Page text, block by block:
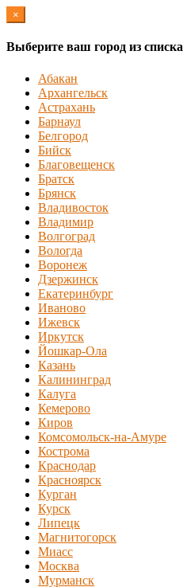
×
Выберите ваш город из списка
Абакан
Архангельск
Астрахань
Барнаул
Белгород
Бийск
Благовещенск
Братск
Брянск
Владивосток
Владимир
Волгоград
Вологда
Воронеж
Дзержинск
Екатеринбург
Иваново
Ижевск
Иркутск
Йошкар-Ола
Казань
Калининград
Калуга
Кемерово
Киров
Комсомольск-на-Амуре
Кострома
Краснодар
Красноярск
Курган
Курск
Липецк
Магнитогорск
Миасс
Москва
Мурманск